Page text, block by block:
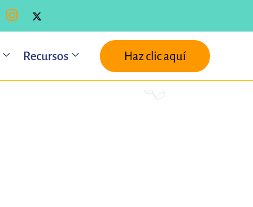
Recursos Haz clic aquí